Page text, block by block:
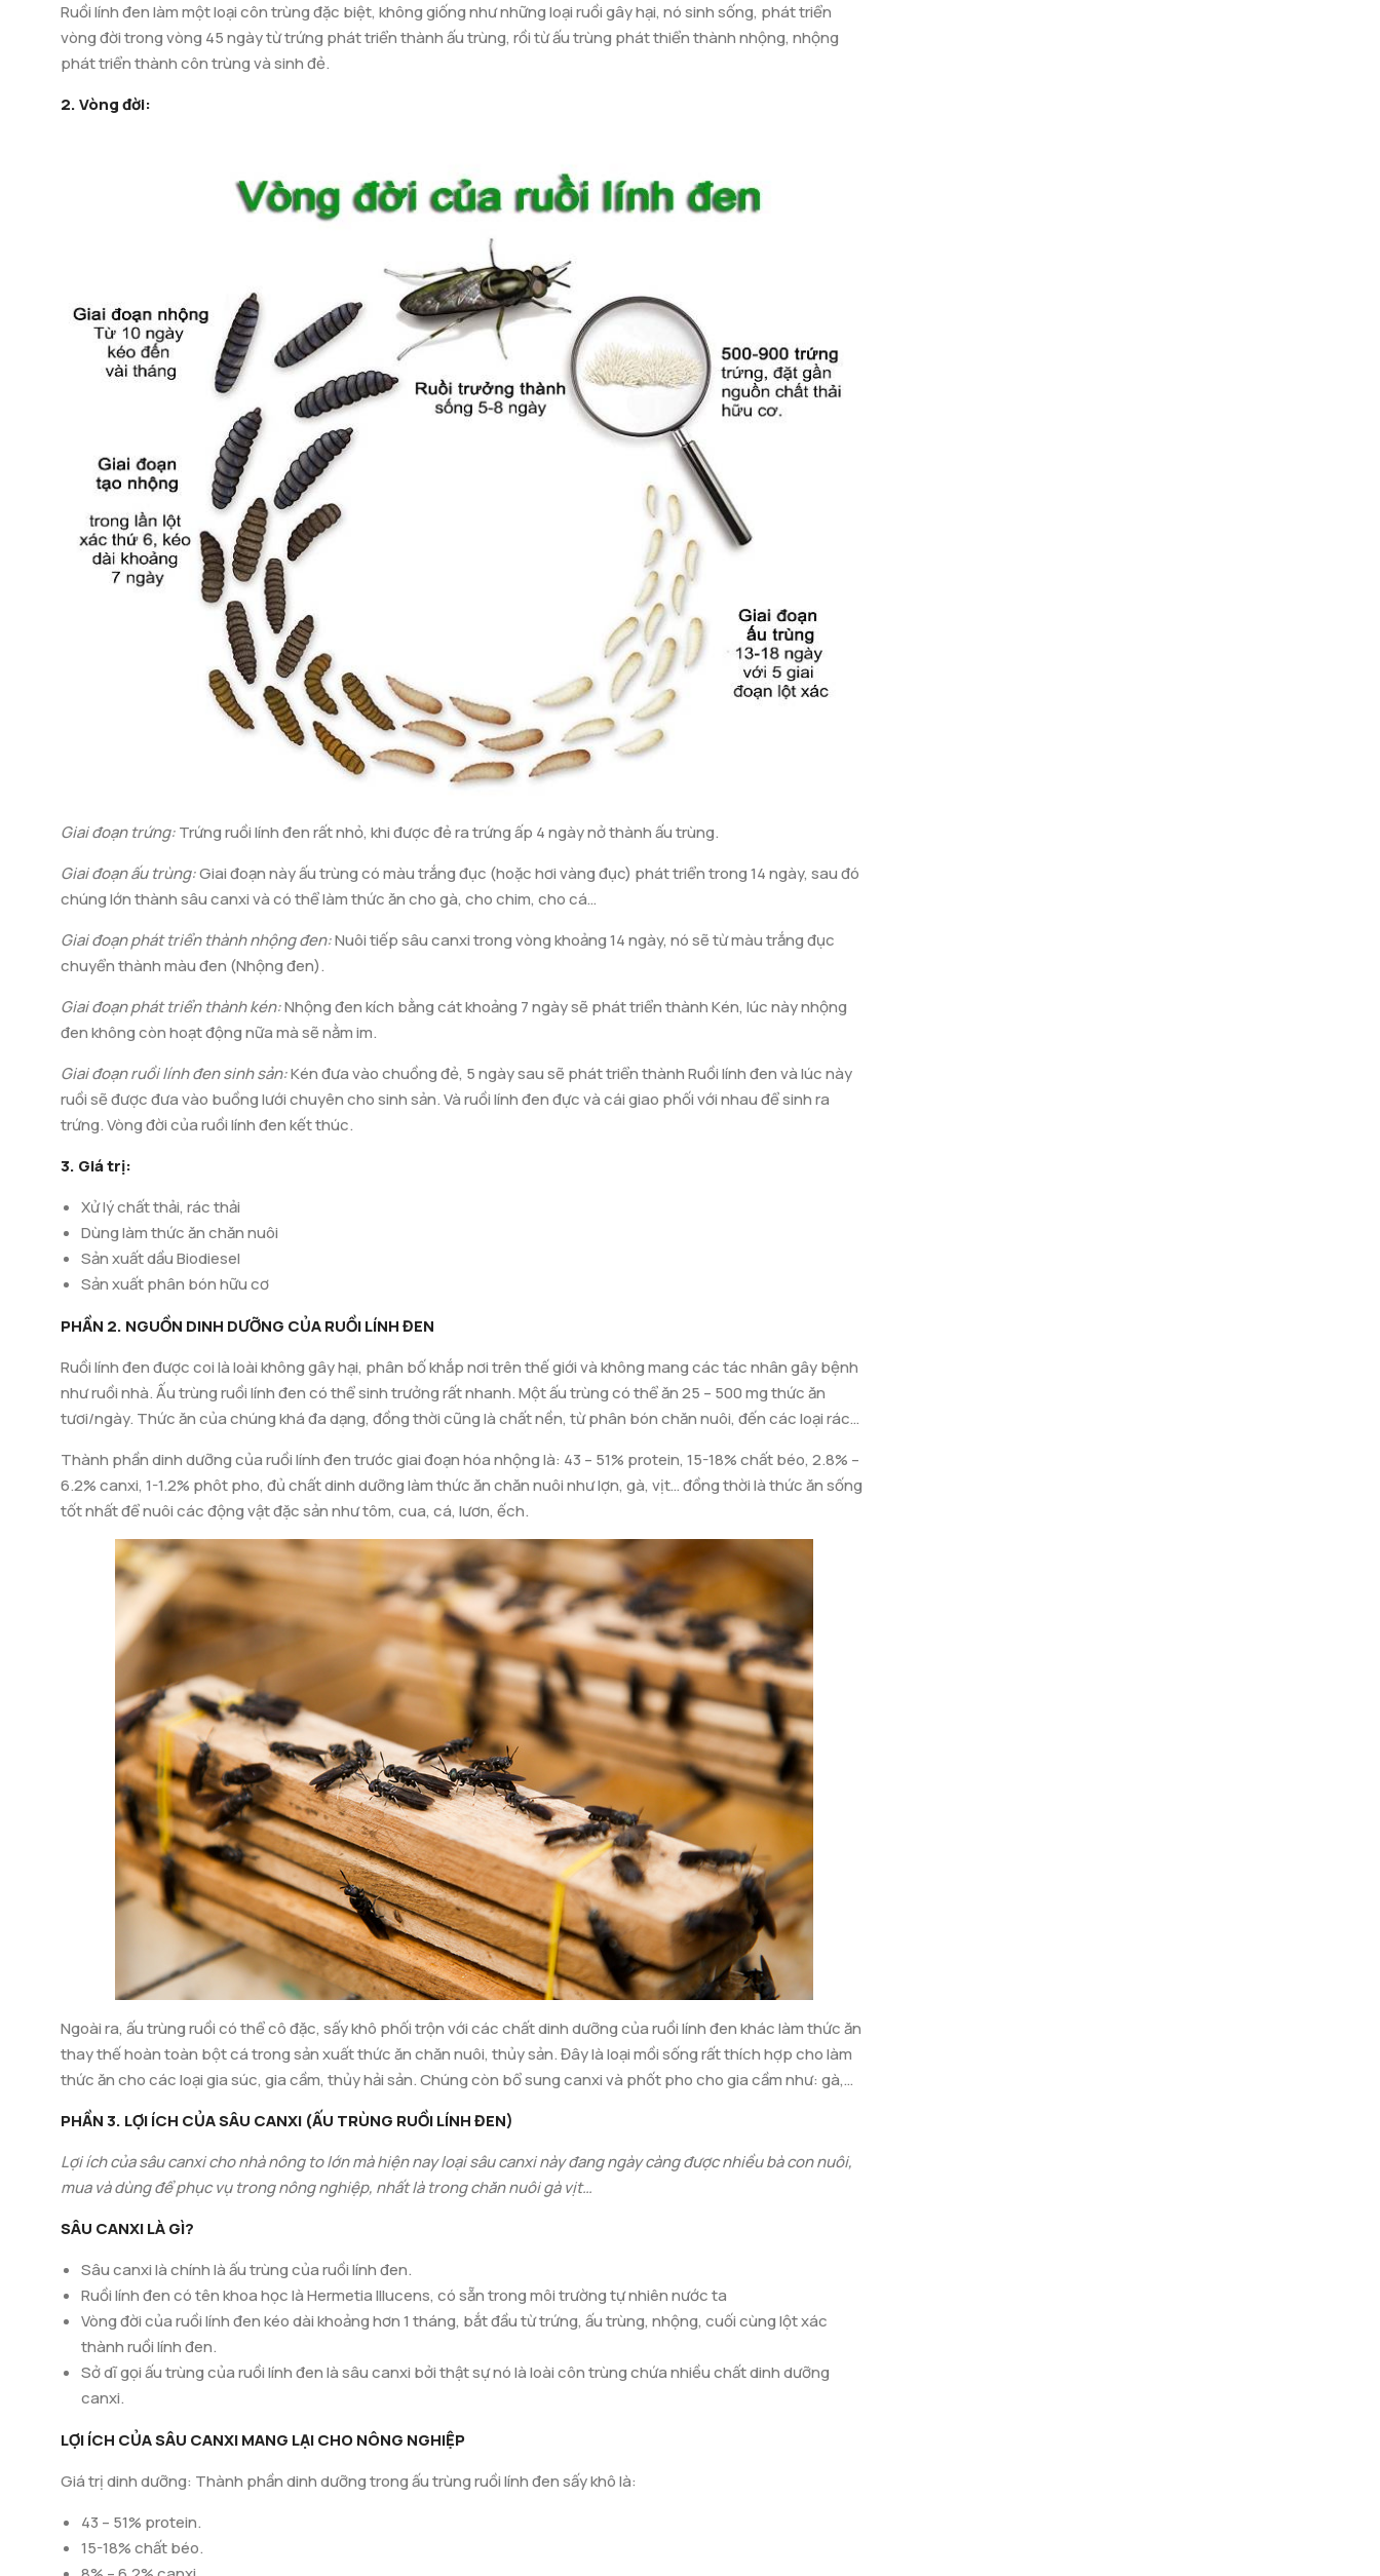
Ruồi lính đen làm một loại côn trùng đặc biệt, không giống như những loại ruồi gây hại, nó sinh sống, phát triển
vòng đời trong vòng 45 ngày từ trứng phát triển thành ấu trùng, rồi từ ấu trùng phát thiển thành nhộng, nhộng
phát triển thành côn trùng và sinh đẻ.
2. Vòng đời:
Giai đoạn trứng:Trứng ruồi lính đen rất nhỏ, khi được đẻ ra trứng ấp 4 ngày nở thành ấu trùng.
Giai đoạn ấu trùng:Giai đoạn này ấu trùng có màu trắng đục (hoặc hơi vàng đục) phát triển trong 14 ngày, sau đó
chúng lớn thành sâu canxi và có thể làm thức ăn cho gà, cho chim, cho cá…
Giai đoạn phát triển thành nhộng đen:Nuôi tiếp sâu canxi trong vòng khoảng 14 ngày, nó sẽ từ màu trắng đục
chuyển thành màu đen (Nhộng đen).
Giai đoạn phát triển thành kén:Nhộng đen kích bằng cát khoảng 7 ngày sẽ phát triển thành Kén, lúc này nhộng
đen không còn hoạt động nữa mà sẽ nằm im.
Giai đoạn ruồi lính đen sinh sản:Kén đưa vào chuồng đẻ, 5 ngày sau sẽ phát triển thành Ruồi lính đen và lúc này
ruồi sẽ được đưa vào buồng lưới chuyên cho sinh sản. Và ruồi lính đen đực và cái giao phối với nhau để sinh ra
trứng. Vòng đời của ruồi lính đen kết thúc.
3. Giá trị:
Xử lý chất thải, rác thải
Dùng làm thức ăn chăn nuôi
Sản xuất dầu Biodiesel
Sản xuất phân bón hữu cơ
PHẦN 2. NGUỒN DINH DƯỠNG CỦA RUỒI LÍNH ĐEN
Ruồi lính đen được coi là loài không gây hại, phân bố khắp nơi trên thế giới và không mang các tác nhân gây bệnh
như ruồi nhà. Ấu trùng ruồi lính đen có thể sinh trưởng rất nhanh. Một ấu trùng có thể ăn 25 – 500 mg thức ăn
tươi/ngày. Thức ăn của chúng khá đa dạng, đồng thời cũng là chất nền, từ phân bón chăn nuôi, đến các loại rác
đạt trọng lượng trung bình 0,25 g trong điều kiện nhiệt độ tối ưu (30o C). Khi chuyển sang giai đoạn nhộng đen,
chúng sẽ được loại bỏ tác nhân gây bệnh, giảm mùi hôi và ngăn chặn tiếp xúc với ruồi nhà.
Thành phần dinh dưỡng của ruồi lính đen trước giai đoạn hóa nhộng là: 43 – 51% protein, 15-18% chất béo, 2.8% –
6.2% canxi, 1-1.2% phôt pho, đủ chất dinh dưỡng làm thức ăn chăn nuôi như lợn, gà, vịt… đồng thời là thức ăn sống
tốt nhất để nuôi các động vật đặc sản như tôm, cua, cá, lươn, ếch.
Ngoài ra, ấu trùng ruồi có thể cô đặc, sấy khô phối trộn với các chất dinh dưỡng của ruồi lính đen khác làm thức ăn
thay thế hoàn toàn bột cá trong sản xuất thức ăn chăn nuôi, thủy sản. Đây là loại mồi sống rất thích hợp cho làm
thức ăn cho các loại gia súc, gia cầm, thủy hải sản. Chúng còn bổ sung canxi và phốt pho cho gia cầm như: gà,
vịt, ngan, ngỗng… giúp bổ sung chất dinh dưỡng, tăng sức đề kháng, kích thích ra lông tốt… Ngoài ra, ruồi lính đen
còn rất phù hợp với nhiều loại thú cưng khác như cá cảnh, chim cảnh, bò sát, kỳ tôm… Chúng còn là loại côn trùng
có ích, chúng có thể xử lí rác thải hữu cơ thành phân bón hữu ích cho cây cảnh. Chính từ lợi ích nhiều mặt của ruồi
lính đen, trên thị trường gần đây xuất hiện nhiều mô hình nuôi ruồi lính đen làm nguồn thức ăn hữu ích cho nhiều
PHẦN 3. LỢI ÍCH CỦA SÂU CANXI (ẤU TRÙNG RUỒI LÍNH ĐEN)
Lợi ích của sâu canxi cho nhà nông to lớn mà hiện nay loại sâu canxi này đang ngày càng được nhiều bà con nuôi,
mua và dùng để phục vụ trong nông nghiệp, nhất là trong chăn nuôi gà vịt…
SÂU CANXI LÀ GÌ?
Sâu canxi là chính là ấu trùng của ruồi lính đen.
Ruồi lính đen có tên khoa học là Hermetia Illucens, có sẵn trong môi trường tự nhiên nước ta
Vòng đời của ruồi lính đen kéo dài khoảng hơn 1 tháng, bắt đầu từ trứng, ấu trùng, nhộng, cuối cùng lột xác
thành ruồi lính đen.
Sở dĩ gọi ấu trùng của ruồi lính đen là sâu canxi bởi thật sự nó là loài côn trùng chứa nhiều chất dinh dưỡng
canxi.
LỢI ÍCH CỦA SÂU CANXI MANG LẠI CHO NÔNG NGHIỆP
Giá trị dinh dưỡng: Thành phần dinh dưỡng trong ấu trùng ruồi lính đen sấy khô là:
43 – 51% protein.
15-18% chất béo.